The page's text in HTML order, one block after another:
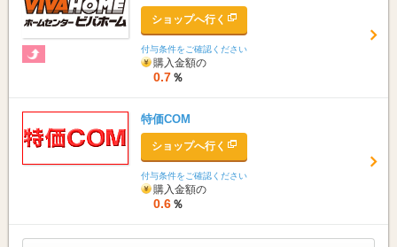
ショップへ行く
付与条件をご確認ください
購入金額の
0.7 ％
特価COM
ショップへ行く
付与条件をご確認ください
購入金額の
0.6 ％